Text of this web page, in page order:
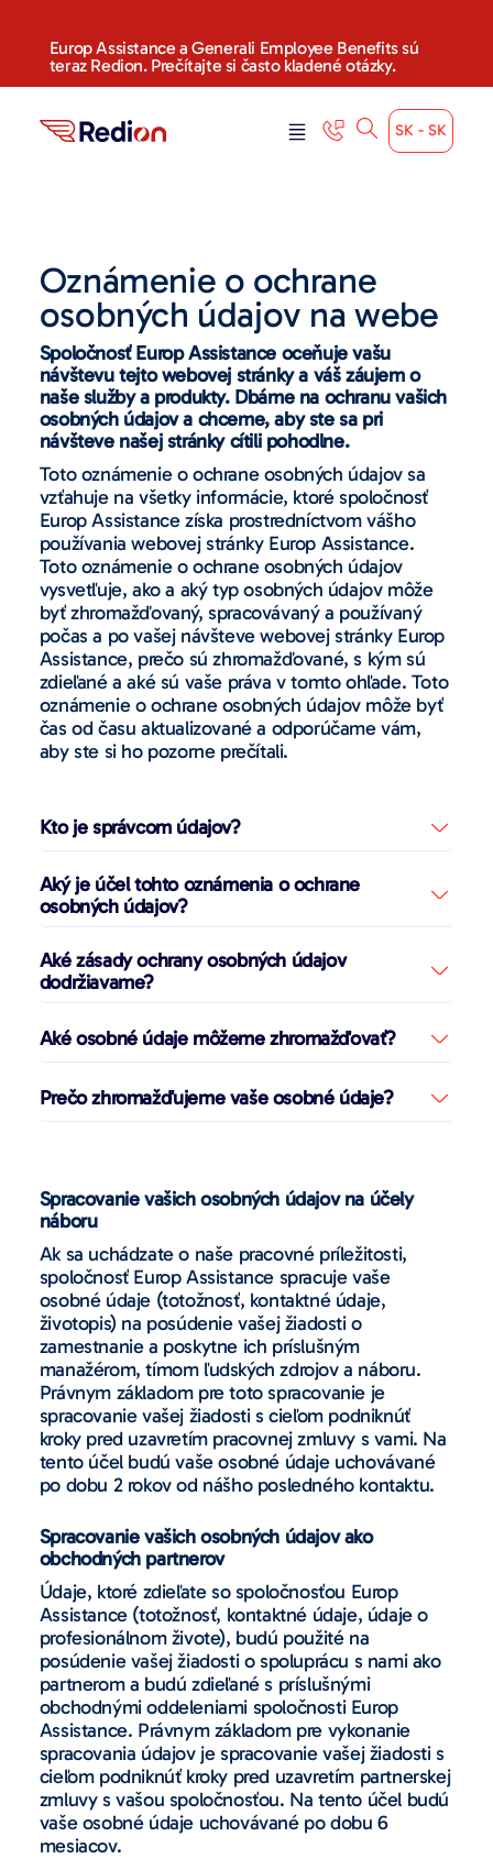
Europ Assistance a Generali Employee Benefits sú
teraz Redion. Prečítajte si často kladené otázky.
SK - SK
Oznámenie o ochrane
osobných údajov na webe
Spoločnosť Europ Assistance oceňuje vašu
návštevu tejto webovej stránky a váš záujem o
naše služby a produkty. Dbáme na ochranu vašich
osobných údajov a chceme, aby ste sa pri
návšteve našej stránky cítili pohodlne.
Toto oznámenie o ochrane osobných údajov sa
vzťahuje na všetky informácie, ktoré spoločnosť
Europ Assistance získa prostredníctvom vášho
používania webovej stránky Europ Assistance.
Toto oznámenie o ochrane osobných údajov
vysvetľuje, ako a aký typ osobných údajov môže
byť zhromažďovaný, spracovávaný a používaný
počas a po vašej návšteve webovej stránky Europ
Assistance, prečo sú zhromažďované, s kým sú
zdieľané a aké sú vaše práva v tomto ohľade. Toto
oznámenie o ochrane osobných údajov môže byť
čas od času aktualizované a odporúčame vám,
aby ste si ho pozorne prečítali.
Kto je správcom údajov?
Aký je účel tohto oznámenia o ochrane
osobných údajov?
Aké zásady ochrany osobných údajov
dodržiavame?
Aké osobné údaje môžeme zhromažďovať?
Prečo zhromažďujeme vaše osobné údaje?
Spracovanie vašich osobných údajov na účely
náboru
Ak sa uchádzate o naše pracovné príležitosti,
spoločnosť Europ Assistance spracuje vaše
osobné údaje (totožnosť, kontaktné údaje,
životopis) na posúdenie vašej žiadosti o
zamestnanie a poskytne ich príslušným
manažérom, tímom ľudských zdrojov a náboru.
Právnym základom pre toto spracovanie je
spracovanie vašej žiadosti s cieľom podniknúť
kroky pred uzavretím pracovnej zmluvy s vami. Na
tento účel budú vaše osobné údaje uchovávané
po dobu 2 rokov od nášho posledného kontaktu.
Spracovanie vašich osobných údajov ako
obchodných partnerov
Údaje, ktoré zdieľate so spoločnosťou Europ
Assistance (totožnosť, kontaktné údaje, údaje o
profesionálnom živote), budú použité na
posúdenie vašej žiadosti o spoluprácu s nami ako
partnerom a budú zdieľané s príslušnými
obchodnými oddeleniami spoločnosti Europ
Assistance. Právnym základom pre vykonanie
spracovania údajov je spracovanie vašej žiadosti s
cieľom podniknúť kroky pred uzavretím partnerskej
zmluvy s vašou spoločnosťou. Na tento účel budú
vaše osobné údaje uchovávané po dobu 6
mesiacov.